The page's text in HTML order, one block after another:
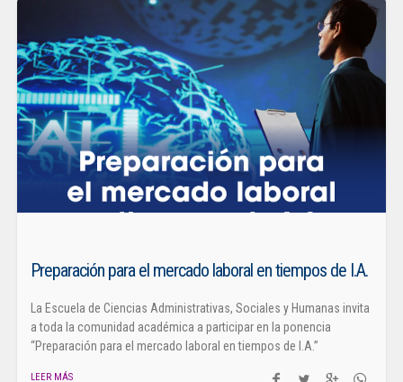
Preparación para el mercado laboral en tiempos de I.A.
La Escuela de Ciencias Administrativas, Sociales y Humanas invita
a toda la comunidad académica a participar en la ponencia
“Preparación para el mercado laboral en tiempos de I.A.”
LEER MÁS